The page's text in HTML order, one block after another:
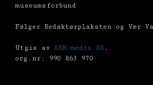
museumsforbund
Følger Redaktørplakaten og Vær
Utgis av ABM-media AS ,
org.nr: 990 863 970